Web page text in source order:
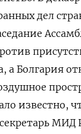
дел
а Болгария
известно,